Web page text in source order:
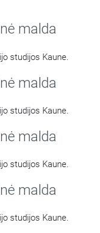
malda
studijos Kaune.
malda
studijos Kaune.
malda
studijos Kaune.
malda
studijos Kaune.